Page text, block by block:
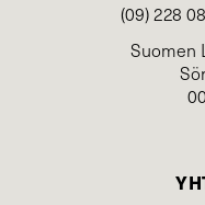
(09) 228
Suomen